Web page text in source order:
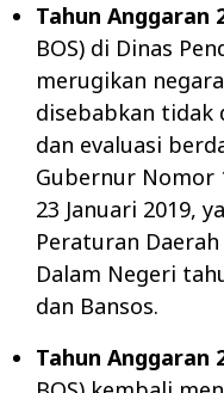
Tahun Anggaran
BOS) di Dinas
merugikan
disebabkan tidak
dan evaluasi
Gubernur Nomor
23 Januari 2019,
Peraturan
Dalam Negeri
dan Bansos.
Tahun Anggaran